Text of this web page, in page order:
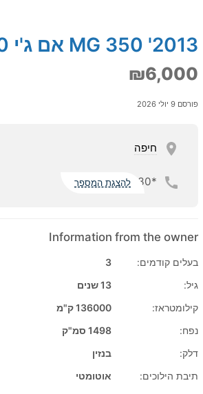
2013' MG 350 אם ג'י 350
₪6,000
פורסם 9 יולי 2026
חיפה
*30 להצגת המספר
Information from the owner
בעלים קודמים:
3
גיל:
13 שנים
קילומטראז:
136000 ק"מ
נפח:
1498 סמ"ק
דלק:
בנזין
תיבת הילוכים:
אוטומטי